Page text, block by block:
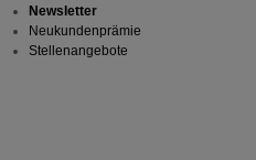
Newsletter
Neukundenprämie
Stellenangebote